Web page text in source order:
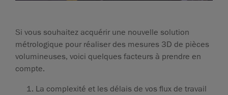
Si vous souhaitez acquérir une nouvelle solution
métrologique pour réaliser des mesures 3D de pièces
volumineuses, voici quelques facteurs à prendre en
compte.
La complexité et les délais de vos flux de travail